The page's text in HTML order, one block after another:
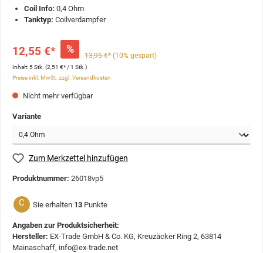
Coil Info: 0,4 Ohm
Tanktyp: Coilverdampfer
12,55 €* %
13,95 €* (10% gespart)
Inhalt:5 Stk. (2,51 €* / 1 Stk.)
Preise inkl. MwSt. zzgl. Versandkosten
Nicht mehr verfügbar
Variante
Zum Merkzettel hinzufügen
Produktnummer: 26018vp5
C Sie erhalten 13 Punkte
Angaben zur Produktsicherheit:
Hersteller: EX-Trade GmbH & Co. KG, Kreuzäcker Ring 2, 63814
Mainaschaff, info@ex-trade.net